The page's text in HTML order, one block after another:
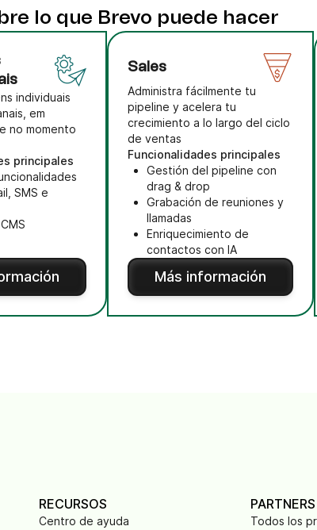
lo que Brevo puede hacer
individuais
em
no momento
principales
SMS e
Sales
Administra fácilmente tu
pipeline y acelera tu
crecimiento a lo largo del ciclo
de ventas
Funcionalidades principales
Gestión del pipeline con
drag & drop
Grabación de reuniones y
llamadas
Enriquecimiento de
contactos con IA
Más información
RECURSOS
Centro de ayuda
PARTNERS
Todos los